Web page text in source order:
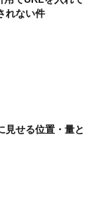
れない件
見せる位置・量と